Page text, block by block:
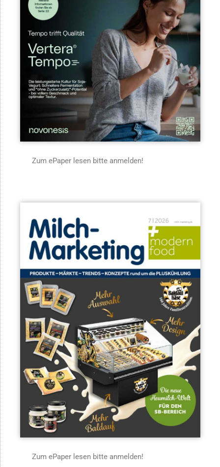
Zum ePaper lesen bitte anmelden!
Zum ePaper lesen bitte anmelden!